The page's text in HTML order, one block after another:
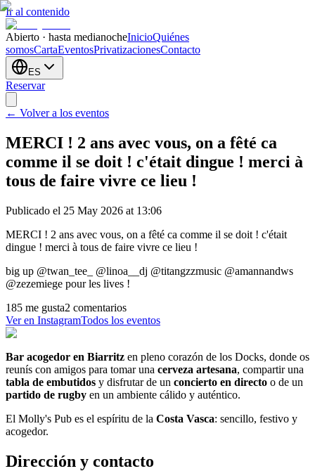
Ir al contenido
Abierto · hasta medianocheInicioQuiénes
somosCartaEventosPrivatizacionesContacto
ES
Reservar
← Volver a los eventos
MERCI ! 2 ans avec vous, on a fêté ca
comme il se doit ! c'était dingue ! merci à
tous de faire vivre ce lieu !
Publicado el 25 May 2026 at 13:06
MERCI ! 2 ans avec vous, on a fêté ca comme il se doit ! c'était
dingue ! merci à tous de faire vivre ce lieu !
big up @twan_tee_ @linoa__dj @titangzzmusic @amannandws
@zezemiege pour les lives !
185 me gusta2 comentarios
Ver en InstagramTodos los eventos
Bar acogedor en Biarritz en pleno corazón de los Docks, donde os
reunís con amigos para tomar una cerveza artesana, compartir una
tabla de embutidos y disfrutar de un concierto en directo o de un
partido de rugby en un ambiente cálido y auténtico.
El Molly's Pub es el espíritu de la Costa Vasca: sencillo, festivo y
acogedor.
Dirección y contacto